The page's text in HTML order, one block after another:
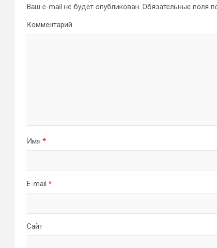
Ваш e-mail не будет опубликован. Обязательные поля
Комментарий
Имя *
E-mail *
Сайт